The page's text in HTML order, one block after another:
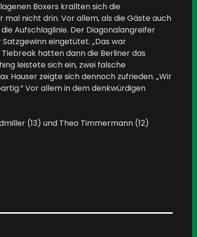
Boxers krallten sich die
mal nicht drin. Vor allem, als die Gäste auch
Aufschlaglinie. Der Diagonalangreifer
eingetütet. „Das war
hatten dann die Berliner das
leistete sich ein, zwei falsche
Hauser zeigte sich dennoch zufrieden. „Wir
Vor allem in dem denkwürdigen
(13) und Theo Timmermann (12)